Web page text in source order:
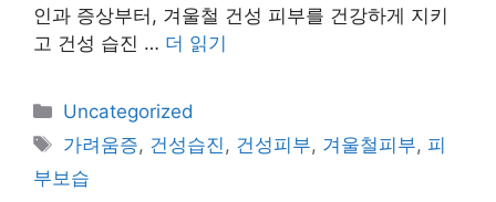
인과 증상부터, 겨울철 건성 피부를 건강하게 지키
고 건성 습진 … 더 읽기
카
테
고
리
Uncategorized
태
그
가려움증, 건성습진 , 건성피부, 겨울철피부, 피
부보습